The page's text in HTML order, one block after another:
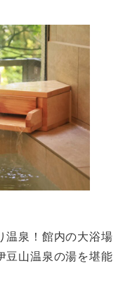
温泉！館内の大浴場
豆山温泉の湯を堪能